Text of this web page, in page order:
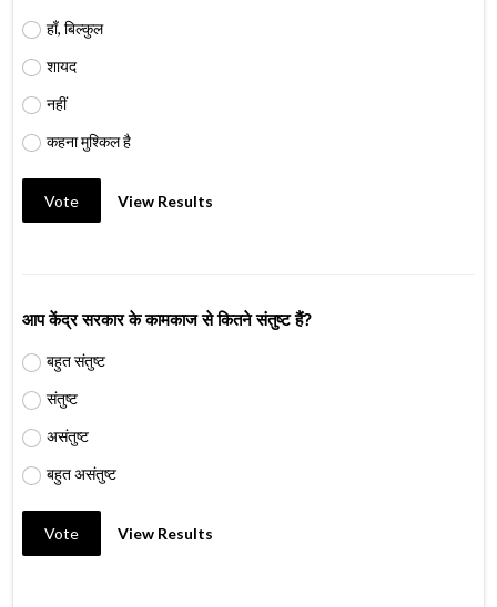
हाँ, बिल्कुल
शायद
नहीं
कहना मुश्किल है
Vote View Results
आप केंद्र सरकार के कामकाज से कितने संतुष्ट हैं?
बहुत संतुष्ट
संतुष्ट
असंतुष्ट
बहुत असंतुष्ट
Vote View Results